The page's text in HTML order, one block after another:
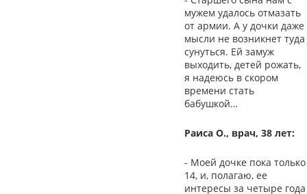
мужем удалось отмазать
от армии. А у дочки даже
мысли не возникнет туда
сунуться. Ей замуж
выходить, детей рожать,
я надеюсь в скором
времени стать
бабушкой…
Раиса О., врач, 38 лет:
- Моей дочке пока только
14, и, полагаю, ее
интересы за четыре года